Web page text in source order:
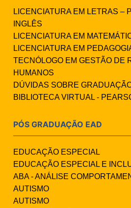
LICENCIATURA EM LETRAS –
INGLÊS
LICENCIATURA EM
LICENCIATURA EM
TECNÓLOGO EM GESTÃO DE
HUMANOS
DÚVIDAS SOBRE
BIBLIOTECA VIRTUAL -
PÓS GRADUAÇÃO EAD
EDUCAÇÃO ESPECIAL
EDUCAÇÃO ESPECIAL E
ABA - ANÁLISE
AUTISMO
AUTISMO